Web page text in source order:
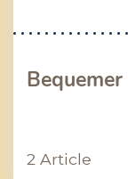
2 Article